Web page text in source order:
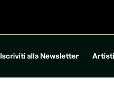
Iscriviti alla Newsletter Artisti